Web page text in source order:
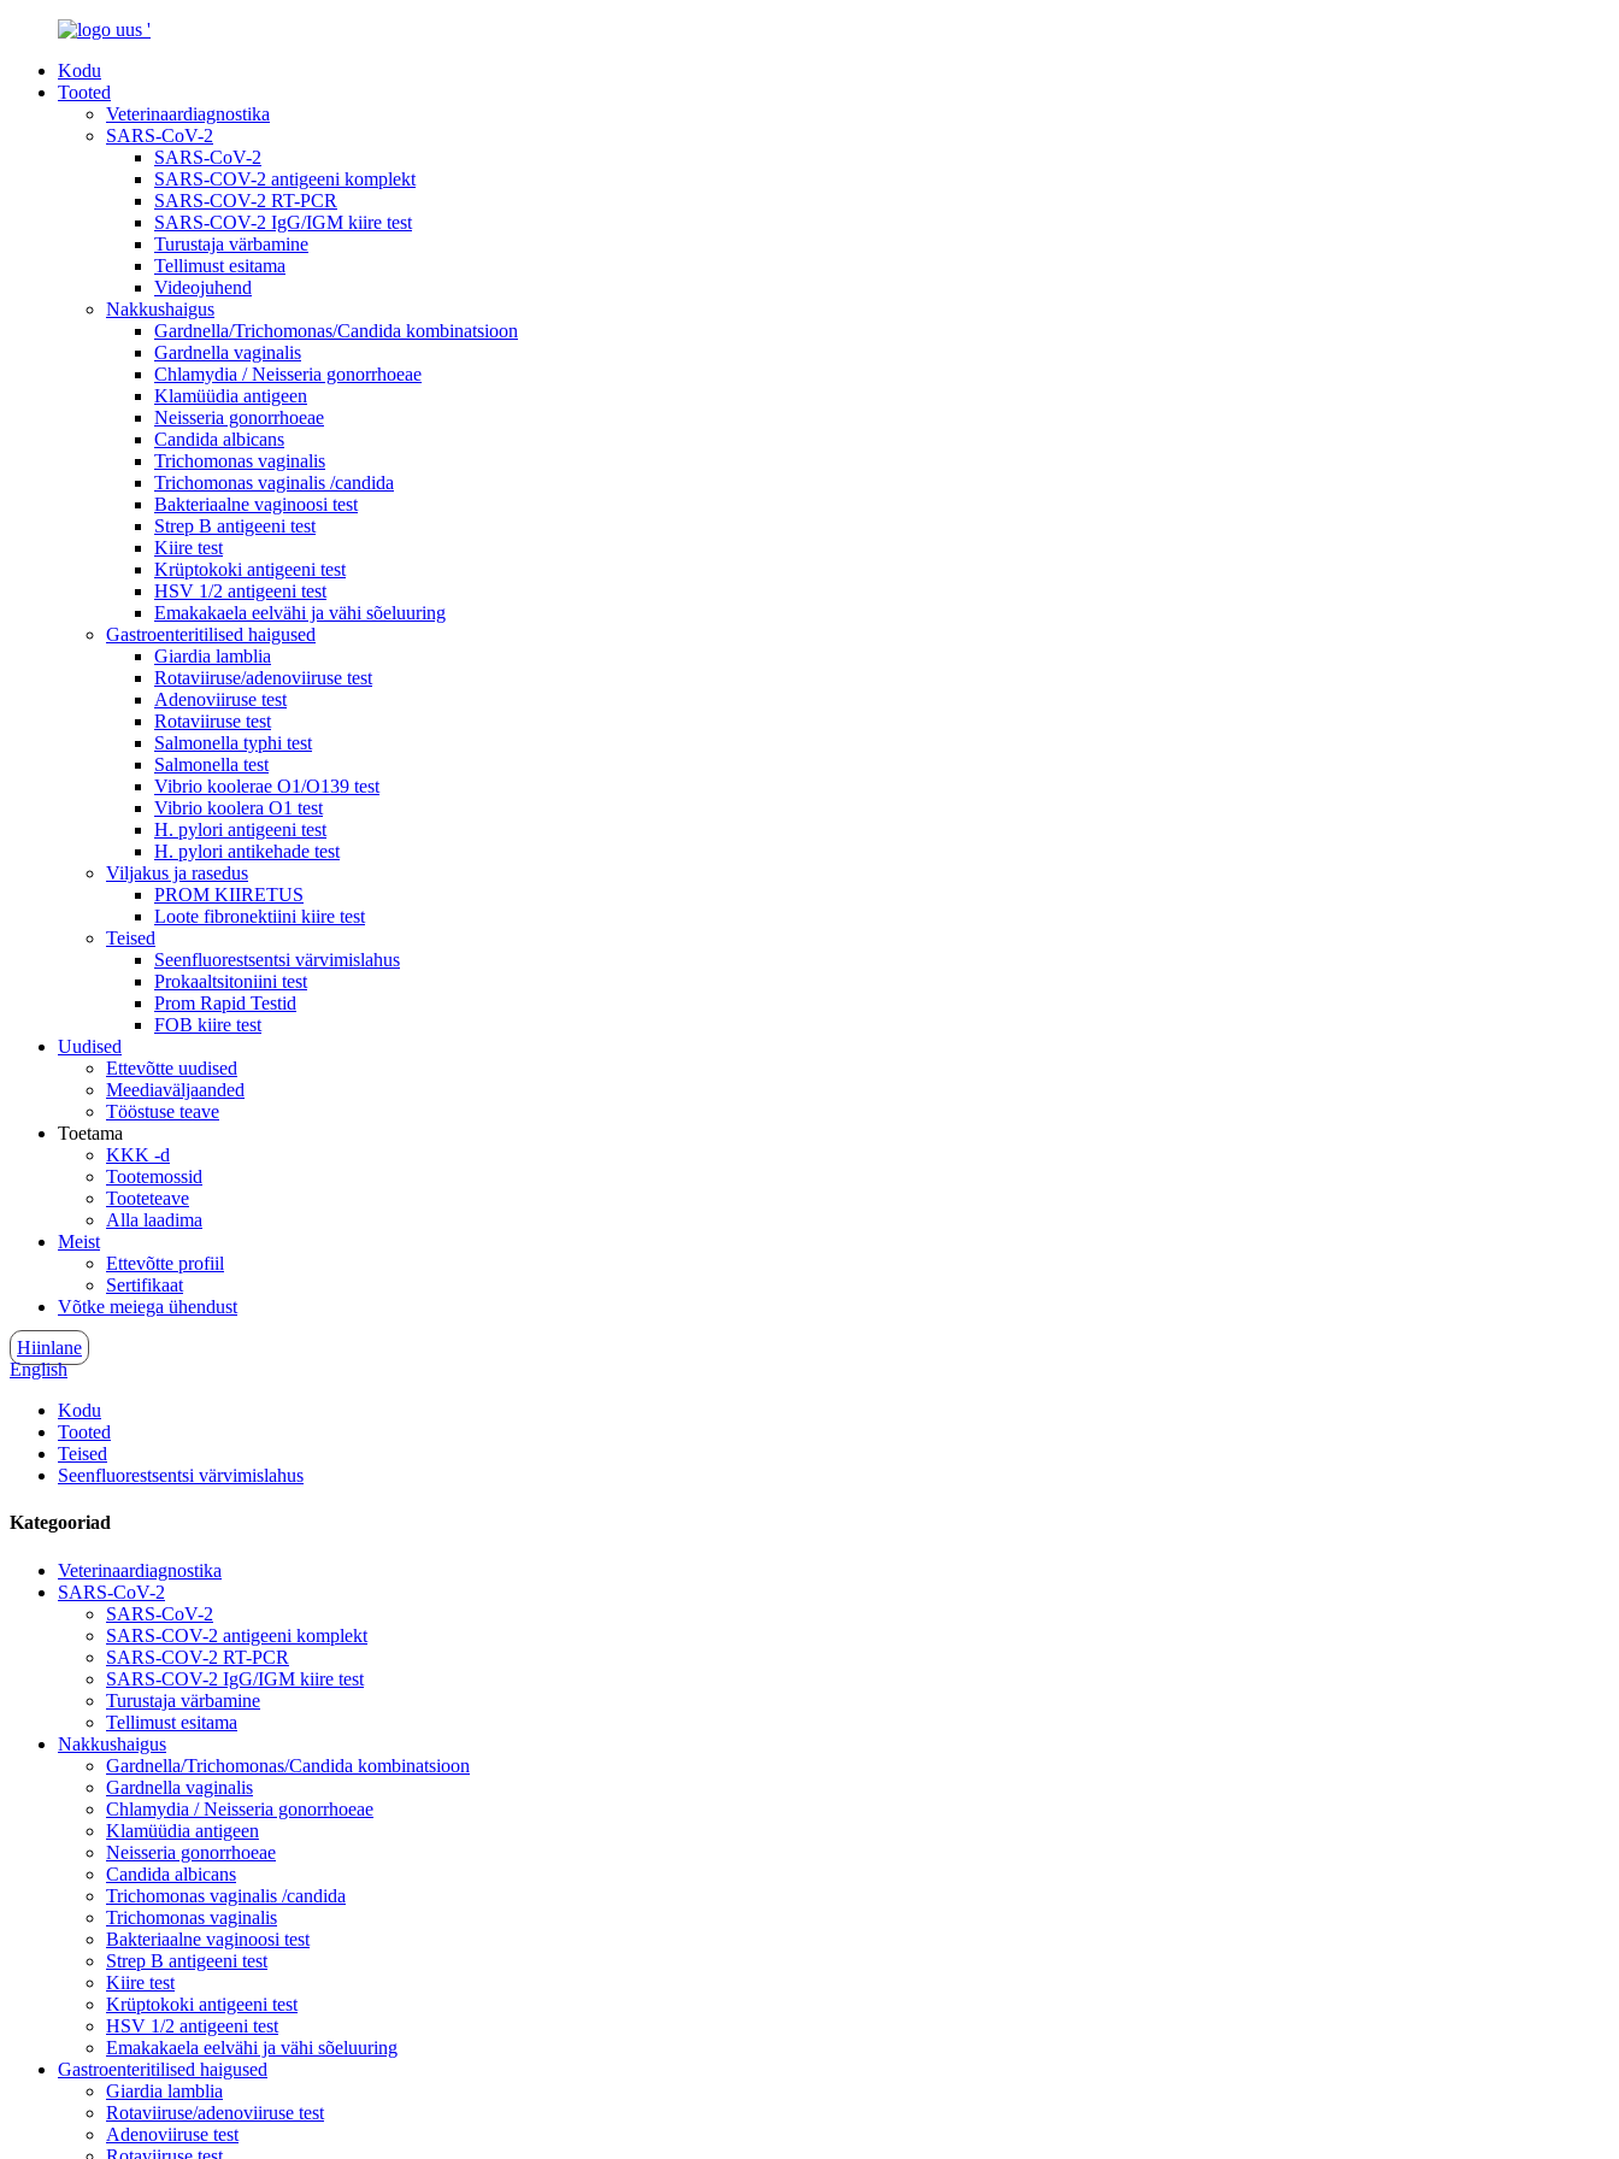
Kodu
Tooted
Veterinaardiagnostika
SARS-CoV-2
SARS-CoV-2
SARS-COV-2 antigeeni komplekt
SARS-COV-2 RT-PCR
SARS-COV-2 IgG/IGM kiire test
Turustaja värbamine
Tellimust esitama
Videojuhend
Nakkushaigus
Gardnella/Trichomonas/Candida kombinatsioon
Gardnella vaginalis
Chlamydia / Neisseria gonorrhoeae
Klamüüdia antigeen
Neisseria gonorrhoeae
Candida albicans
Trichomonas vaginalis
Trichomonas vaginalis /candida
Bakteriaalne vaginoosi test
Strep B antigeeni test
Kiire test
Krüptokoki antigeeni test
HSV 1/2 antigeeni test
Emakakaela eelvähi ja vähi sõeluuring
Gastroenteritilised haigused
Giardia lamblia
Rotaviiruse/adenoviiruse test
Adenoviiruse test
Rotaviiruse test
Salmonella typhi test
Salmonella test
Vibrio koolerae O1/O139 test
Vibrio koolera O1 test
H. pylori antigeeni test
H. pylori antikehade test
Viljakus ja rasedus
PROM KIIRETUS
Loote fibronektiini kiire test
Teised
Seenfluorestsentsi värvimislahus
Prokaaltsitoniini test
Prom Rapid Testid
FOB kiire test
Uudised
Ettevõtte uudised
Meediaväljaanded
Tööstuse teave
Toetama
KKK -d
Tootemossid
Tooteteave
Alla laadima
Meist
Ettevõtte profiil
Sertifikaat
Võtke meiega ühendust
Hiinlane
English
Kodu
Tooted
Teised
Seenfluorestsentsi värvimislahus
Kategooriad
Veterinaardiagnostika
SARS-CoV-2
SARS-CoV-2
SARS-COV-2 antigeeni komplekt
SARS-COV-2 RT-PCR
SARS-COV-2 IgG/IGM kiire test
Turustaja värbamine
Tellimust esitama
Nakkushaigus
Gardnella/Trichomonas/Candida kombinatsioon
Gardnella vaginalis
Chlamydia / Neisseria gonorrhoeae
Klamüüdia antigeen
Neisseria gonorrhoeae
Candida albicans
Trichomonas vaginalis /candida
Trichomonas vaginalis
Bakteriaalne vaginoosi test
Strep B antigeeni test
Kiire test
Krüptokoki antigeeni test
HSV 1/2 antigeeni test
Emakakaela eelvähi ja vähi sõeluuring
Gastroenteritilised haigused
Giardia lamblia
Rotaviiruse/adenoviiruse test
Adenoviiruse test